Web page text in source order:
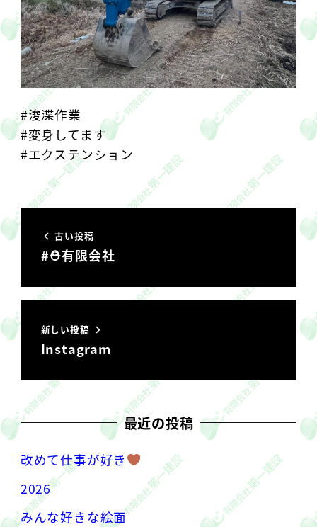
#浚渫作業
#変身してます
#エクステンション
古い投稿
#⛑有限会社
新しい投稿
Instagram
最近の投稿
改めて仕事が好き
2026
みんな好きな絵面